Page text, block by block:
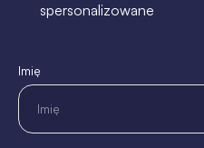
spersonalizowane
Imię